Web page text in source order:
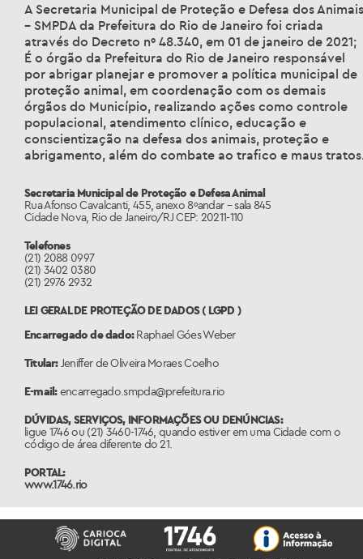
A Secretaria Municipal de Proteção e Defesa dos Animais
– SMPDA da Prefeitura do Rio de Janeiro foi criada
através do Decreto nº 48.340, em 01 de janeiro de 2021;
É o órgão da Prefeitura do Rio de Janeiro responsável
por abrigar planejar e promover a política municipal de
proteção animal, em coordenação com os demais
órgãos do Município, realizando ações como controle
populacional, atendimento clínico, educação e
conscientização na defesa dos animais, proteção e
abrigamento, além do combate ao trafico e maus
Secretaria Municipal de Proteção e Defesa Animal
Rua Afonso Cavalcanti, 455, anexo 8ºandar – sala 845
Cidade Nova, Rio de Janeiro/RJ CEP: 20211-110
Telefones
(21) 2088 0997
(21) 3402 0380
(21) 2976 2932
LEI GERAL DE PROTEÇÃO DE DADOS ( LGPD )
Encarregado de dado:Raphael Góes Weber
Titular:Jeniffer de Oliveira Moraes Coelho
E-mail:encarregado.smpda@prefeitura.rio
DÚVIDAS, SERVIÇOS, INFORMAÇÕES OU DENÚNCIAS:
ligue 1746 ou (21) 3460-1746, quando estiver em uma Cidade com o
código de área diferente do 21.
PORTAL:
www.1746.rio